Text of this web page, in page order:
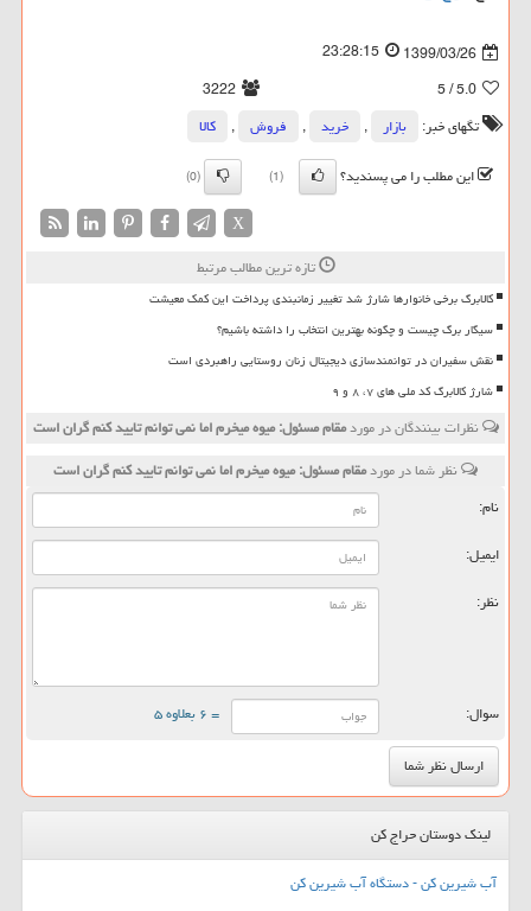
1399/03/26
23:28:15
5.0
/ 5
3222
تگهای خبر:
بازار , خرید , فروش ,
كالا
این مطلب را می پسندید؟
(1)
(0)
X
تازه ترین مطالب مرتبط
کالابرگ برخی خانوارها شارژ شد تغییر زمانبندی پرداخت این کمک معیشت
سیگار برگ چیست و چگونه بهترین انتخاب را داشته باشیم؟
نقش سفیران در توانمندسازی دیجیتال زنان روستایی راهبردی است
شارژ کالابرگ کد ملی های ۷، ۸ و ۹
نظرات بینندگان در موردمقام مسئول: میوه میخرم اما نمی توانم تایید كنم گران است
نظر شما در موردمقام مسئول: میوه میخرم اما نمی توانم تایید كنم گران است
نام:
ایمیل:
نظر:
سوال: = ۶ بعلاوه ۵
لینک دوستان حراج کن
آب شیرین کن - دستگاه آب شیرین کن